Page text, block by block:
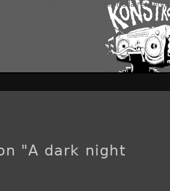
Aller à la recherche
"A dark night